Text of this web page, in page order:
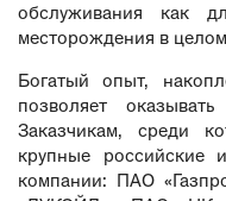
обслуживания как
месторождения в
Богатый опыт,
позволяет
Заказчикам, среди
крупные российские
компании: ПАО